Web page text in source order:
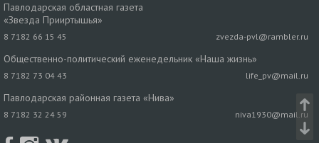
Павлодарская областная газета
«Звезда Прииртышья»
8 7182 66 15 45 zvezda-pvl@rambler.ru
Общественно-политический еженедельник «Наша жизнь»
8 7182 73 04 43 life_pv@mail.ru
Павлодарская районная газета «Нива»
8 7182 32 24 59 niva1930@mail.ru